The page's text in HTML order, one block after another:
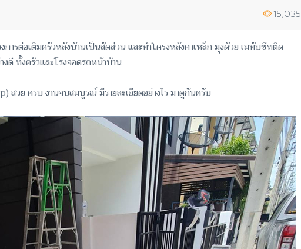
15,035
รต่อเติมครัวหลังบ้านเป็นสัดส่วน และทำโครงหลังคาเหล็ก มุงด้วย เมทับชีทติด
ดี ทั้งครัวและโรงจอดรถหน้าบ้าน
วย ครบ งานจบสมบูรณ์ มีรายละเอียดอย่างไร มาดูกันครับ